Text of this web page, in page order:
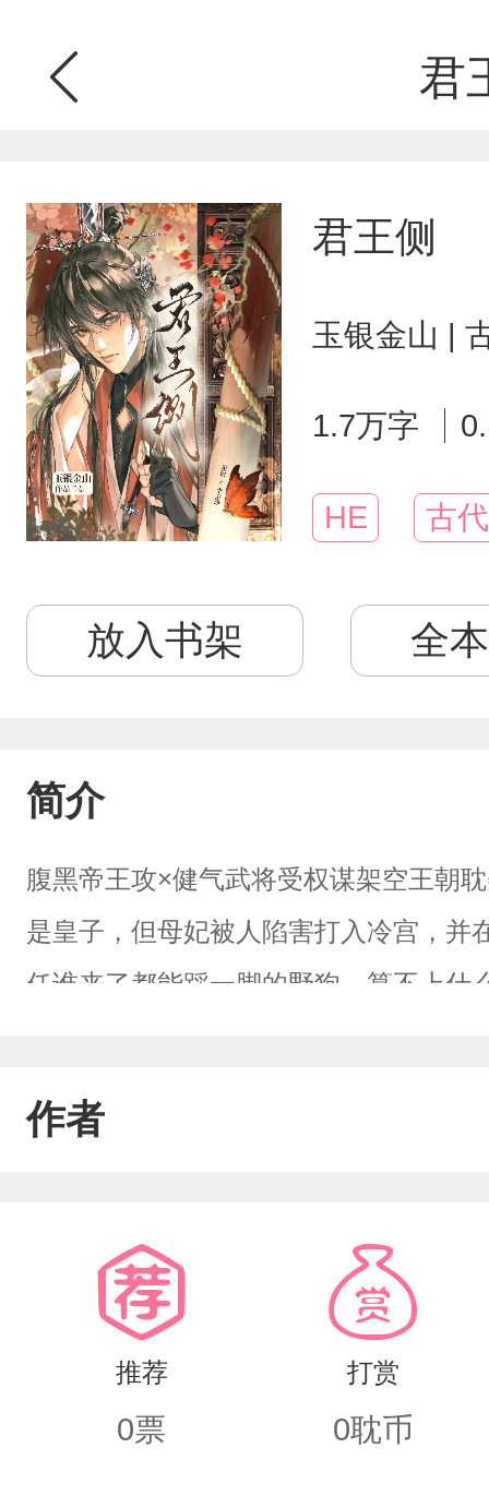
君
君王侧
玉银金山 |
1.7万字
HE 古代
放入书架 全
简介
腹黑帝王攻×健气武将受权谋架空王朝
是皇子，但母妃被人陷害打入冷宫，并
任谁来了都能踩一脚的野狗，算不上什
硬生生踏着一条血路夺得王位。而李
日，八百里加急抵京，主将李卫峥追
理扭曲纯腹黑年龄差十岁受是直男，
五年了，没孩子）
作者
推荐
0票
打赏
0耽币